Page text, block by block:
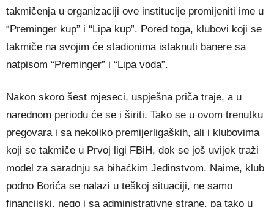
takmičenja u organizaciji ove institucije promijeniti ime u
“Preminger kup” i “Lipa kup”. Pored toga, klubovi koji se
takmiče na svojim će stadionima istaknuti banere sa
natpisom “Preminger” i “Lipa voda”.
Nakon skoro šest mjeseci, uspješna priča traje, a u
narednom periodu će se i širiti. Tako se u ovom trenutku
pregovara i sa nekoliko premijerligaških, ali i klubovima
koji se takmiče u Prvoj ligi FBiH, dok se još uvijek traži
model za saradnju sa bihaćkim Jedinstvom. Naime, klub
podno Borića se nalazi u teškoj situaciji, ne samo
financijski, nego i sa administrativne strane, pa tako u